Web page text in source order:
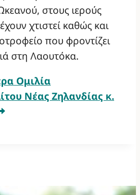
στους ιερούς
χτιστεί καθώς και
που φροντίζει
στη Λαουτόκα.
Ομιλία
Νέας Ζηλανδίας κ.